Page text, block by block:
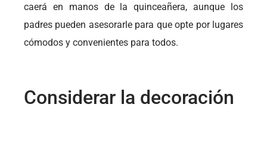
caerá en manos de la quinceañera, aunque los
padres pueden asesorarle para que opte por lugares
cómodos y convenientes para todos.
Considerar la decoración